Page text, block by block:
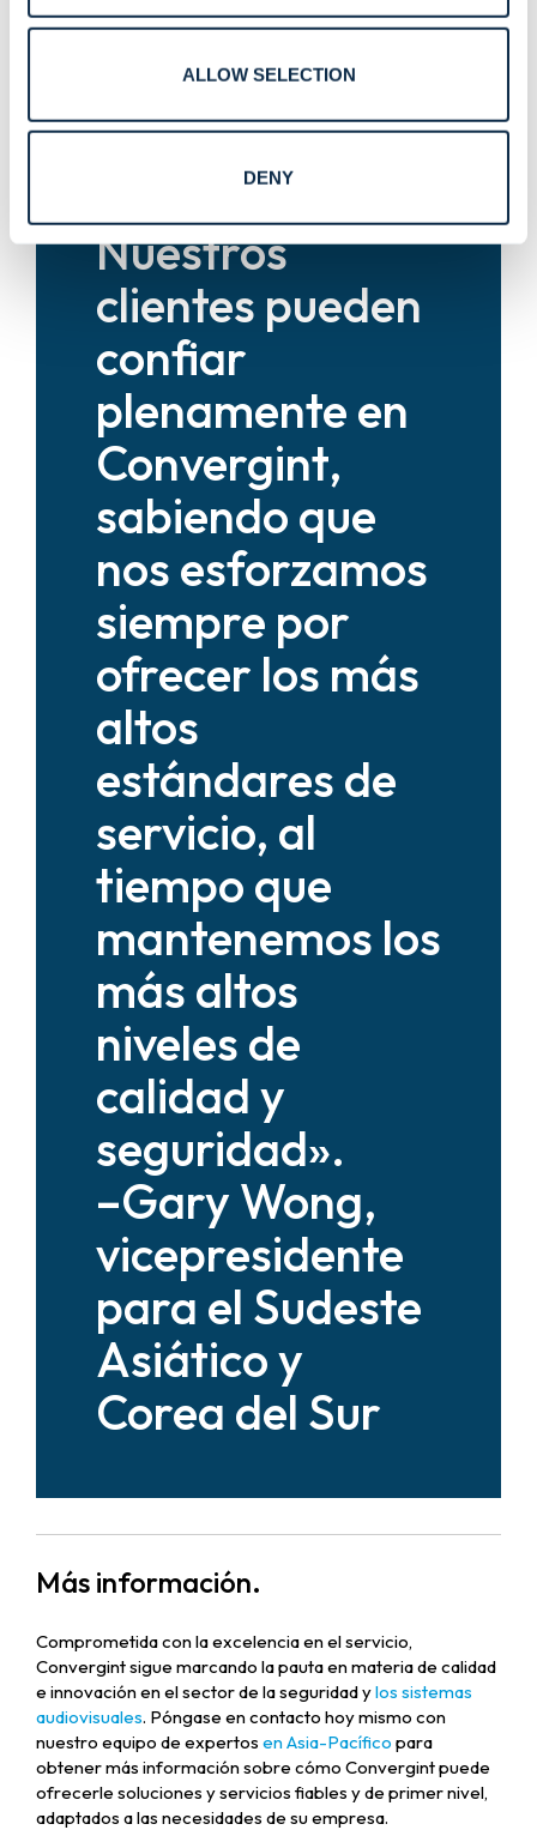
ALLOW SELECTION
DENY
esfuerzo y la
profesionalidad
de nuestro
equipo.
Nuestros
clientes pueden
confiar
plenamente en
Convergint,
sabiendo que
nos esforzamos
siempre por
ofrecer los más
altos
estándares de
servicio, al
tiempo que
mantenemos los
más altos
niveles de
calidad y
seguridad».
–Gary Wong,
vicepresidente
para el Sudeste
Asiático y
Corea del Sur
Más información.
Comprometida con la excelencia en el servicio,
Convergint sigue marcando la pauta en materia de calidad
e innovación en el sector de la seguridad ylos sistemas
audiovisuales. Póngase en contacto hoy mismo con
nuestro equipo de expertos en Asia-Pacífico para
obtener más información sobre cómo Convergint puede
ofrecerle soluciones y servicios fiables y de primer nivel,
adaptados a las necesidades de su empresa.